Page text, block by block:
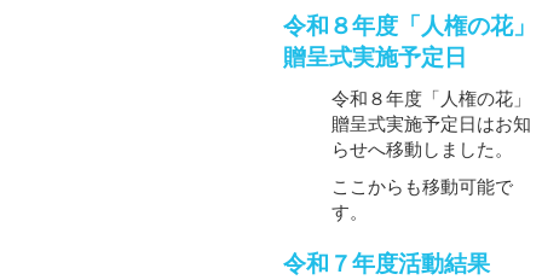
令和８年度「人権の花」
贈呈式実施予定日
令和８年度「人権の花」
贈呈式実施予定日はお知
らせへ移動しました。
ここからも移動可能で
す。
令和７年度活動結果